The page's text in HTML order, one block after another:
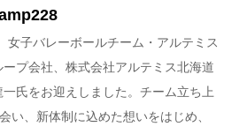
女子バレーボールチーム・アルテミス
プ会社、株式会社アルテミス北海道
氏をお迎えしました。チーム立ち上
い、新体制に込めた想いをはじめ、